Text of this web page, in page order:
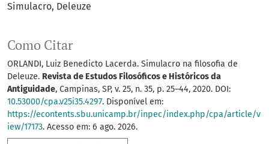
Simulacro Deleuze
Como Citar
ORLANDI, Luiz Benedicto Lacerda. Simulacro na filosofia de
Deleuze. Revista de Estudos Filosóficos e Históricos da
Antiguidade, Campinas, SP, v. 25, n. 35, p. 25–44, 2020. DOI:
10.53000/cpa.v25i35.4297. Disponível em:
https://econtents.sbu.unicamp.br/inpec/index.php/cpa/article/v
iew/17173. Acesso em: 6 ago. 2026.